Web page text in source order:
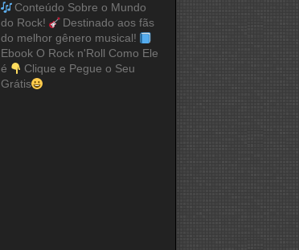
Conteúdo Sobre o Mundo
do Rock!
Destinado aos fãs
do melhor gênero musical!
Ebook O Rock n'Roll Como Ele
é
Clique e Pegue o Seu
Grátis